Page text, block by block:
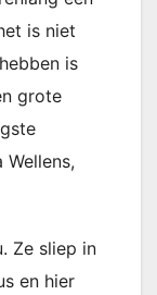
is niet
is
grote
Wellens,
Ze sliep in
en hier